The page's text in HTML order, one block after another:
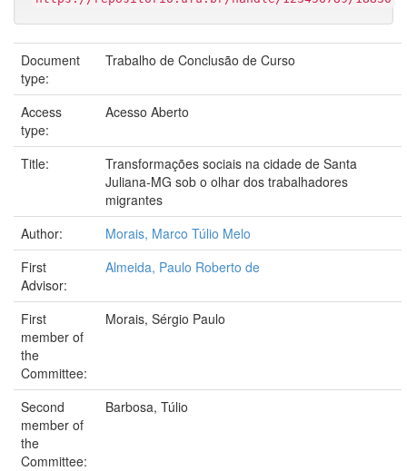
Document
type:
Trabalho de Conclusão de Curso
Access
type:
Acesso Aberto
Title:
Transformações sociais na cidade de Santa
Juliana-MG sob o olhar dos trabalhadores
migrantes
Author:
Morais, Marco Túlio Melo
First
Advisor:
Almeida, Paulo Roberto de
First
member of
the
Committee:
Morais, Sérgio Paulo
Second
member of
the
Committee:
Barbosa, Túlio